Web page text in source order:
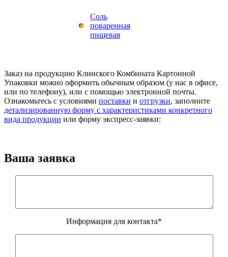
Соль
поваренная
пищевая
Заказ на продукцию Клинского Комбината Картонной
Упаковки можно оформить обычным образом (у нас в офисе,
или по телефону), или с помощью электронной почты.
Ознакомьтесь с условиями поставки и отгрузки, заполните
детализированную форму с характеристиками конкретного
вида продукции или форму экспресс-заявки:
Ваша заявка
Информация для контакта*